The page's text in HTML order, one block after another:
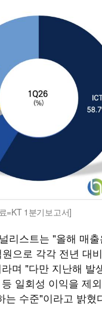
=KT 1분기보고서]
리스트는 "올해 매
으로 각각 전년 대
며 "다만 지난해 발
일회성 이익을 제
는 수준"이라고 밝혔